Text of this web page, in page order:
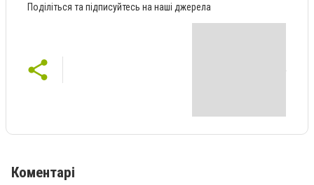
Поділіться та підписуйтесь на наші джерела
Коментарі